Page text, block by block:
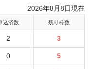
2026年8月8日現在
込済数 残り枠数
2 3
0 5